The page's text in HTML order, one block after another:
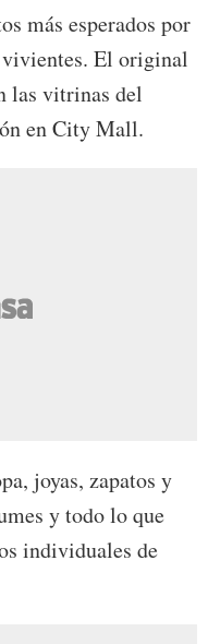
más esperados por
El original
las vitrinas del
en City Mall.
joyas, zapatos y
y todo lo que
individuales de